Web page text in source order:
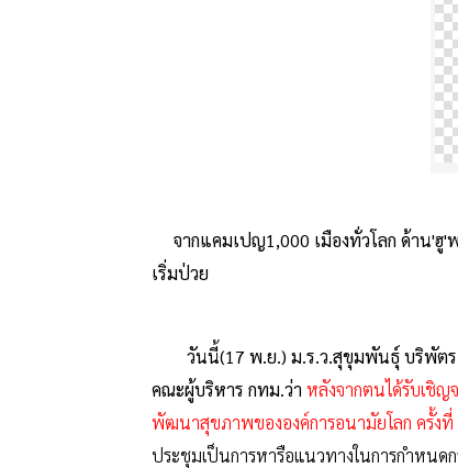
จากแคมเปญ1,000 เมืองทั่วโลก ด้าน'ฮู'
เริ่มป่วย
วันนี้(17 พ.ย.) ม.ร.ว.สุขุมพันธุ์ บริพัตร
คณะผู้บริหาร กทม.ว่า หลังจากตนได้รับเชิญ
พัฒนาสุขภาพขององค์การอนามัยโลก ครั้ง
ประชุมเป็นการหารือแนวทางในการกำหน